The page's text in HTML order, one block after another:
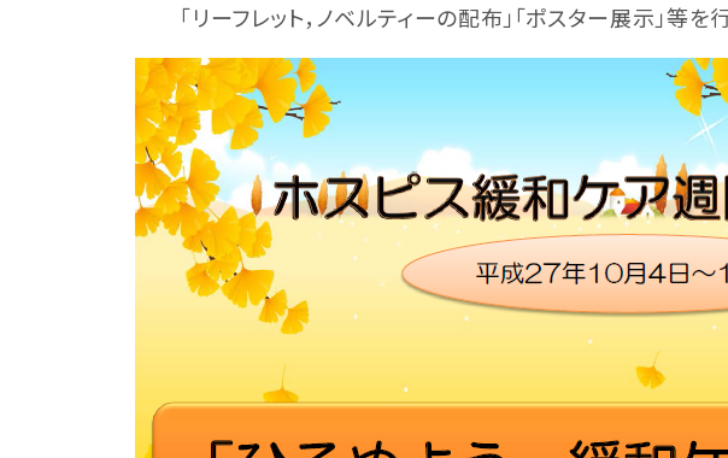
「リーフレット，ノベルティーの配布」「ポスター展示」等を